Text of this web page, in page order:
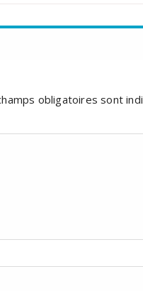
obligatoires sont